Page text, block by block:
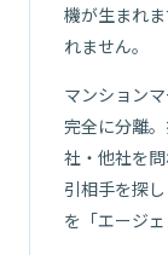
機が生まれ
れません。
マンション
完全に分離
社・他社を
引相手を探
を「エージェ